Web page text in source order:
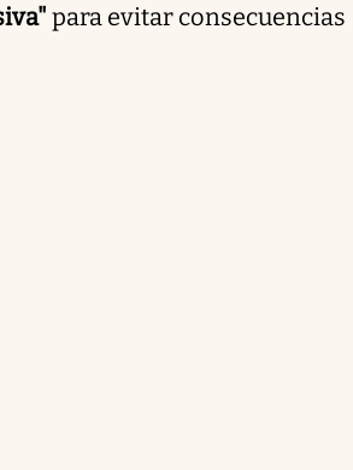
para evitar consecuencias